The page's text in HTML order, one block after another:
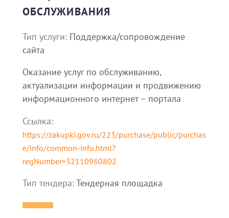
ОБСЛУЖИВАНИЯ
Тип услуги: Поддержка/сопровождение
сайта
Оказание услуг по обслуживанию,
актуализации информации и продвижению
информационного интернет – портала
Ссылка:
https://zakupki.gov.ru/223/purchase/public/purchas
e/info/common-info.html?
regNumber=32110960802
Тип тендера:Тендерная площадка